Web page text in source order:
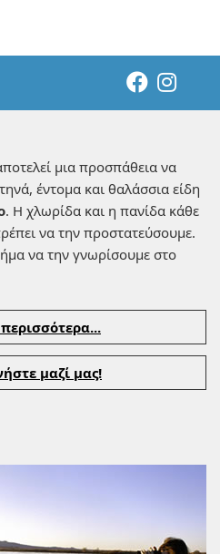
μια προσπάθεια να
έντομα και θαλάσσια είδη
. Η χλωρίδα και η πανίδα κάθε
να την προστατεύσουμε.
να την γνωρίσουμε στο
μαζί μας!